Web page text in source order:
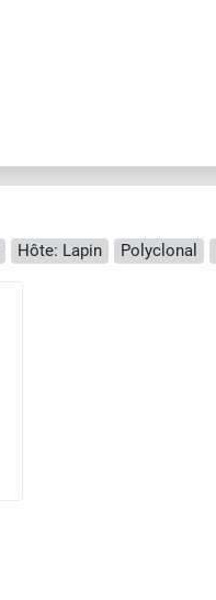
Hôte: Lapin Polyclonal